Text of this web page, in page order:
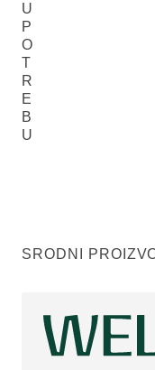
U
P
O
T
R
E
B
U
SRODNI